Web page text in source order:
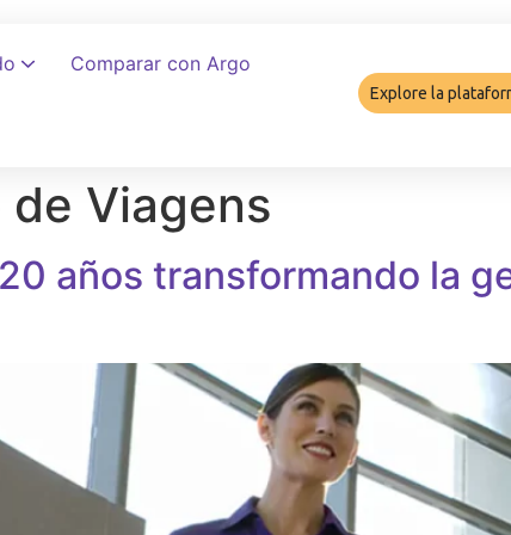
Comparar con Argo
Explore la
de Viagens
años transformando la